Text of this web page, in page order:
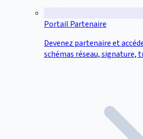
Portail Partenaire
Devenez partenaire et
schémas réseau, signature,